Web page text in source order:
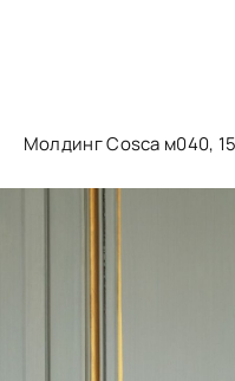
Молдинг Cosca м040,